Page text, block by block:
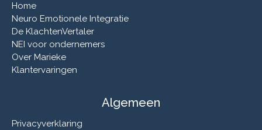
Home
Neuro Emotionele Integratie
De KlachtenVertaler
NEI voor ondernemers
Over Marieke
Klantervaringen
Algemeen
Privacyverklaring